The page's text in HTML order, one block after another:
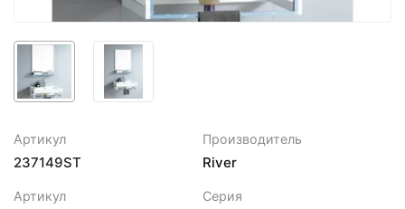
Артикул
237149ST
Производитель
River
Артикул Серия